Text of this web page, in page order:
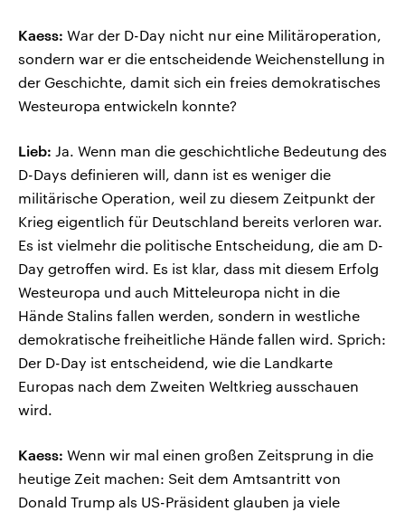
Kaess: War der D-Day nicht nur eine Militäroperation,
sondern war er die entscheidende Weichenstellung in
der Geschichte, damit sich ein freies demokratisches
Westeuropa entwickeln konnte?
Lieb: Ja. Wenn man die geschichtliche Bedeutung des
D-Days definieren will, dann ist es weniger die
militärische Operation, weil zu diesem Zeitpunkt der
Krieg eigentlich für Deutschland bereits verloren war.
Es ist vielmehr die politische Entscheidung, die am D-
Day getroffen wird. Es ist klar, dass mit diesem Erfolg
Westeuropa und auch Mitteleuropa nicht in die
Hände Stalins fallen werden, sondern in westliche
demokratische freiheitliche Hände fallen wird. Sprich:
Der D-Day ist entscheidend, wie die Landkarte
Europas nach dem Zweiten Weltkrieg ausschauen
wird.
Kaess: Wenn wir mal einen großen Zeitsprung in die
heutige Zeit machen: Seit dem Amtsantritt von
Donald Trump als US-Präsident glauben ja viele